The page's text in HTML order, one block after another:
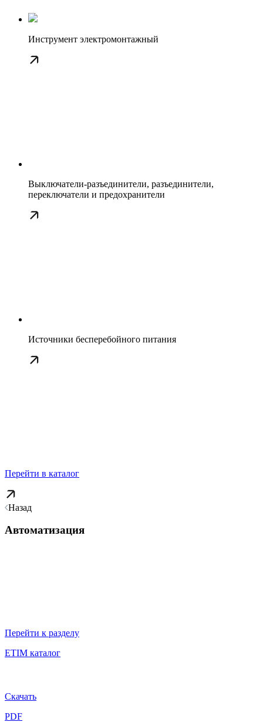
Инструмент электромонтажный
Выключатели-разъединители, разъединители,
переключатели и предохранители
Источники бесперебойного питания
Перейти в каталог
Назад
Автоматизация
Перейти к разделу
ETIM каталог
Скачать
PDF